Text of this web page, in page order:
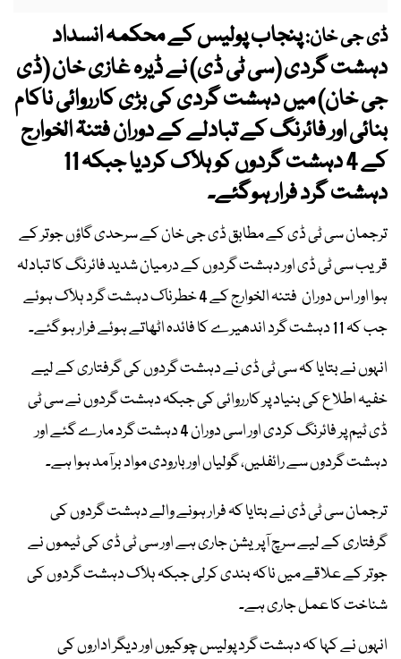
ڈی جی خان:پنجاب پولیس کے محکمہ انسداد
دہشت گردی (سی ٹی ڈی) نے ڈیرہ غازی خان (ڈی
جی خان) میں دہشت گردی کی بڑی کارروائی ناکام
بنائی اور فائرنگ کے تبادلے کے دوران فتنۃ الخوارج
کے 4 دہشت گردوں کو ہلاک کردیا جبکہ 11
دہشت گرد فرار ہوگئے۔
ترجمان سی ٹی ڈی کے مطابق ڈی جی خان کے سرحدی گاؤں جوتر کے
قریب سی ٹی ڈی اور دہشت گردوں کے درمیان شدید فائرنگ کا تبادلہ
ہوا اور اس دوران فتنہ الخوارج کے 4 خطرناک دہشت گرد ہلاک ہوئے
جب کہ 11 دہشت گرد اندھیرے کا فائدہ اٹھاتے ہوئے فرار ہو گئے۔
انہوں نے بتایا کہ سی ٹی ڈی نے دہشت گردوں کی گرفتاری کے لیے
خفیہ اطلاع کی بنیاد پر کارروائی کی جبکہ دہشت گردوں نے سی ٹی
ڈی ٹیم پر فائرنگ کردی اور اسی دوران 4 دہشت گرد مارے گئے اور
دہشت گردوں سے رائفلیں، گولیاں اور بارودی مواد برآمد ہوا ہے۔
ترجمان سی ٹی ڈی نے بتایا کہ فرار ہونے والے دہشت گردوں کی
گرفتاری کے لیے سرچ آپریشن جاری ہے اور سی ٹی ڈی کی ٹیموں نے
جوتر کے علاقے میں ناکہ بندی کرلی جبکہ ہلاک دہشت گردوں کی
شناخت کا عمل جاری ہے۔
انہوں نے کہا کہ دہشت گرد پولیس چوکیوں اور دیگر اداروں کی